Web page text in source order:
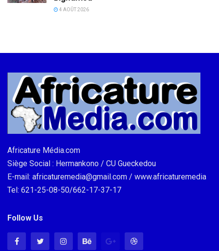
4 AOÛT 2026
Africature Média.com
Siège Social : Hermankono / CU Gueckedou
E-mail: africaturemedia@gmail.com / www.africaturemedia
Tel: 621-25-08-50/662-17-37-17
Follow Us